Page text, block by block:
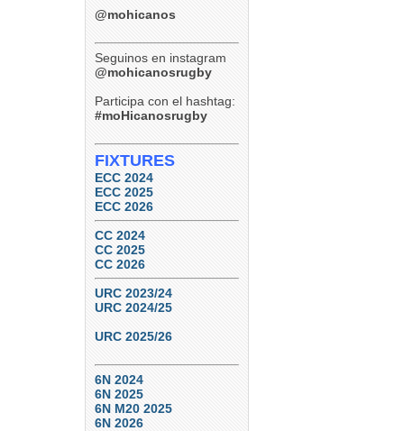
Paraná Rowing Club 24 (Ref:
Agustín Altabe – Cordobesa)
TDI B – Final – Septiembre
12, 2026
Tucumán Lawn Tennis vs.
Natación y Gimnasia
6 0
@mohicanos
Seguinos en instagram
@mohicanosrugby
Participa con el hashtag:
#moHicanosrugby
FIXTURES
ECC 2024
ECC 2025
ECC 2026
CC 2024
CC 2025
CC 2026
URC 2023/24
URC 2024/25
URC 2025/26
6N 2024
6N 2025
6N M20 2025
6N 2026